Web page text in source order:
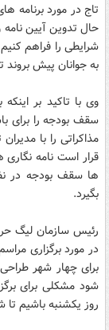
تاج در مورد برنامه
حال تدوین آیین نامه
شرایطی را فراهم
به جوانان پیش بروند
وی با تاکید بر
سقف بودجه را برای
مذاکراتی را با
قرار است نامه نگاری
ها سقف بودجه در
بگیرد.
رئیس سازمان لیگ
در مورد برگزاری
برای چهار شهر
شود مشکلی برای
روز یکشنبه باشیم تا